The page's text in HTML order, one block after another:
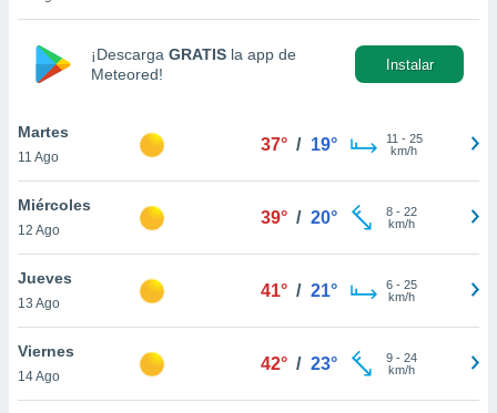
aceptar
de
sitio
En
sean
el sitio
¡Descarga GRATIS la app de
Meteored!
Instalar
Martes
11 Ago
37° / 19° 11 - 25
km/h
Miércoles
12 Ago
39° / 20° 8- 22
km/h
Jueves
13 Ago
41° / 21° 6- 25
km/h
Viernes
14 Ago
42° / 23° 9- 24
km/h